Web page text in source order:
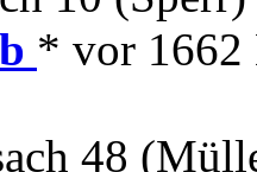
* vor 1662
48